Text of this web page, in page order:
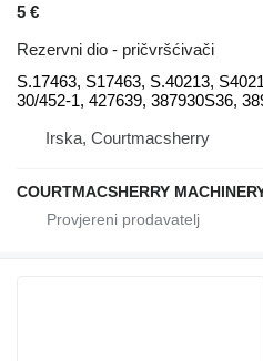
5 €
Rezervni dio - pričvršćivači
S.17463, S17463, S.40213,
30/452-1, 427639, 387930S36,
Irska, Courtmacsherry
COURTMACSHERRY